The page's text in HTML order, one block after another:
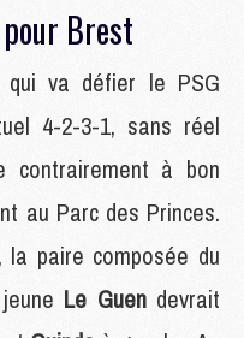
Brest
qui va défier le PSG
4-2-3-1, sans réel
contrairement à bon
au Parc des Princes.
la paire composée du
Le Guen devrait